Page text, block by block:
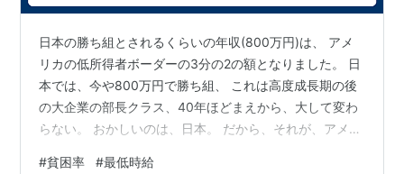
日本の勝ち組とされるくらいの年収(800万円)は、 アメ
リカの低所得者ボーダーの3分の2の額となりました。 日
本では、今や800万円で勝ち組、 これは高度成長期の後
の大企業の部長クラス、40年ほどまえから、大して変わ
らない。 おかしいのは、日本。 だから、それが、アメリ
#貧困率 #最低時給